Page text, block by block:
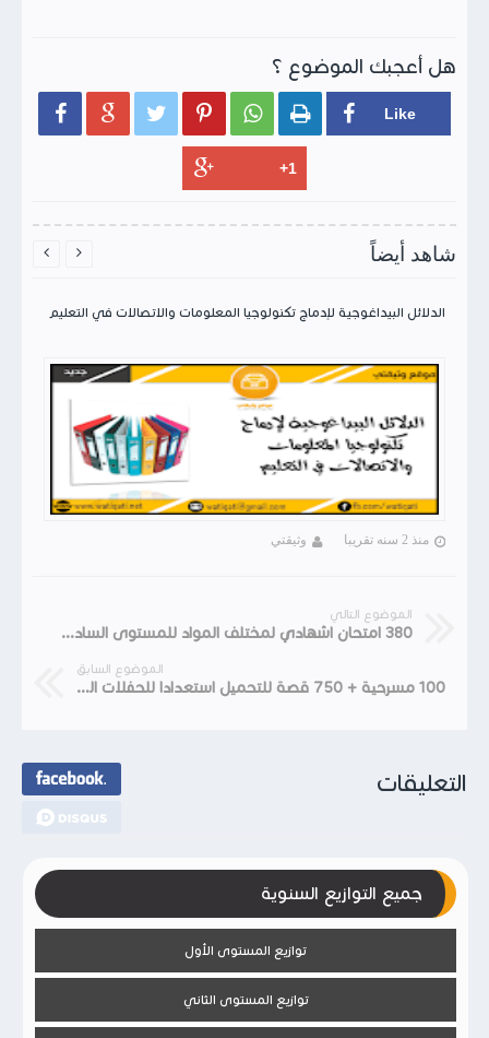
هل أعجبك الموضوع ؟
     
شاهد أيضاً
الدلائل البيداغوجية لإدماج تكنولوجيا المعلومات والاتصالات في التعليم
منذ 2 سنه تقريبا وثيقتي
 
الموضوع التالي
380 امتحان اشهادي لمختلف المواد للمستوى السادس ابتدائي
الموضوع السابق
100 مسرحية + 750 قصة للتحميل استعدادا للحفلات المدرسية
التعليقات
جميع التوازيع السنوية
توازيع المستوى الأول
توازيع المستوى الثاني